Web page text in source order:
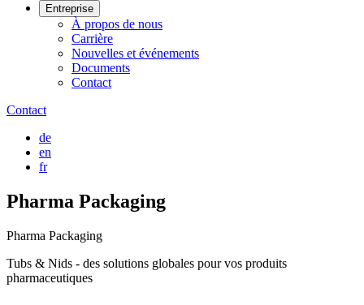
Entreprise
À propos de nous
Carrière
Nouvelles et événements
Documents
Contact
Contact
de
en
fr
Pharma Packaging
Pharma Packaging
Tubs & Nids - des solutions globales pour vos produits
pharmaceutiques